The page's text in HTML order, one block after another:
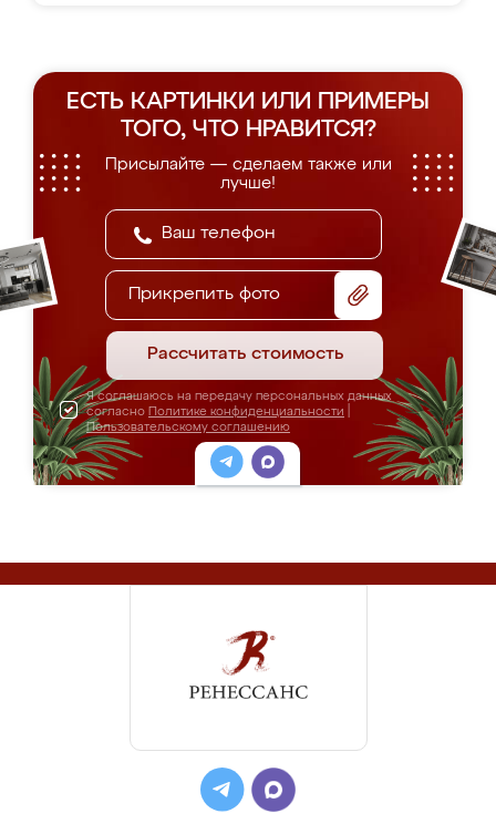
ЕСТЬ КАРТИНКИ ИЛИ ПРИМЕРЫ
ТОГО, ЧТО НРАВИТСЯ?
Присылайте — сделаем также или
лучше!
Прикрепить фото
Рассчитать стоимость
Я соглашаюсь на передачу персональных данных
согласно Политике конфиденциальности
Пользовательскому соглашению